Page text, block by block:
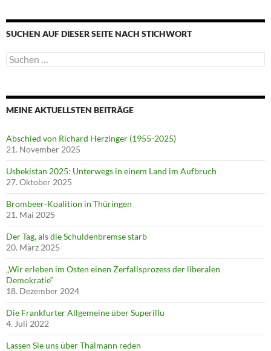
SUCHEN AUF DIESER SEITE NACH STICHWORT
Suche
nach:
MEINE AKTUELLSTEN BEITRÄGE
Abschied von Richard Herzinger (1955-2025)
21. November 2025
Usbekistan 2025: Unterwegs in einem Land im Aufbruch
27. Oktober 2025
Brombeer-Koalition in Thüringen
21. Mai 2025
Der Tag, als die Schuldenbremse starb
20. März 2025
„Wir erleben im Osten einen Zerfallsprozess der liberalen
Demokratie“
18. Dezember 2024
Die Frankfurter Allgemeine über Superillu
4. Juli 2022
Lassen Sie uns über Thälmann reden